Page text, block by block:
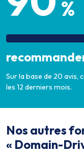
%
Sur la base de 20 avis,
les 12 derniers mois.
Nos autres
« Domain-